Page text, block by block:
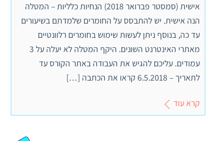
אישית (סמסטר פברואר 2018) הנחיות כלליות – המטלה
הנה אישית. יש להתבסס על החומרים שלמדתם בשיעורים
עד כה, בנוסף ניתן לעשות שימוש בחומרים רלוונטיים
מאתרי האינטרנט השונים. היקף המטלה לא יעלה על 3
עמודים. עליכם להגיש את העבודה באתר הקורס עד
לתאריך – 6.5.2018 קראו את הכתבה […]
קרא עוד